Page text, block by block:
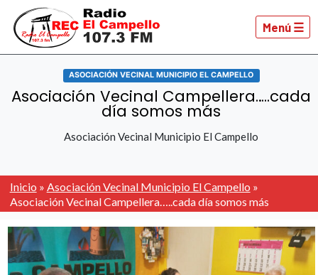
Menú ☰
ASOCIACIÓN VECINAL MUNICIPIO EL CAMPELLO
Asociación Vecinal Campellera…..cada
día somos más
Asociación Vecinal Municipio El Campello
Inicio » Asociación Vecinal Municipio El Campello »
Asociación Vecinal Campellera…..cada día somos más